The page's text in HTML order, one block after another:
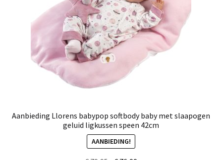
Aanbieding Llorens babypop softbody baby met slaapogen
geluid ligkussen speen 42cm
AANBIEDING!